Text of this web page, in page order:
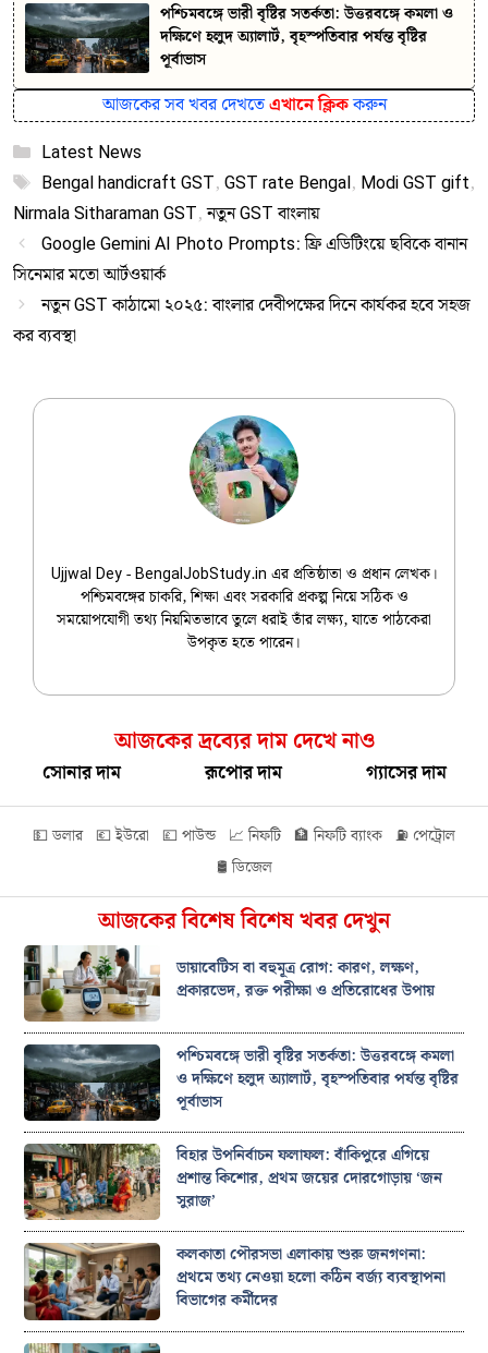
পশ্চিমবঙ্গে ভারী বৃষ্টির সতর্কতা: উত্তরবঙ্গে কমলা ও
দক্ষিণে হলুদ অ্যালার্ট, বৃহস্পতিবার পর্যন্ত বৃষ্টির
পূর্বাভাস
আজকের সব খবর দেখতেএখানে ক্লিককরুন
Categories
Latest News
Tags
Bengal handicraft GST, GST rate Bengal, Modi GST gift,
Nirmala Sitharaman GST,নতুন GST বাংলায়
Google Gemini AI Photo Prompts: ফ্রি এডিটিংয়ে ছবিকে বানান
সিনেমার মতো আর্টওয়ার্ক
নতুন GST কাঠামো ২০২৫: বাংলার দেবীপক্ষের দিনে কার্যকর হবে সহজ
কর ব্যবস্থা
Ujjwal Dey - BengalJobStudy.in এর প্রতিষ্ঠাতা ও প্রধান লেখক।
পশ্চিমবঙ্গের চাকরি, শিক্ষা এবং সরকারি প্রকল্প নিয়ে সঠিক ও
সময়োপযোগী তথ্য নিয়মিতভাবে তুলে ধরাই তাঁর লক্ষ্য, যাতে পাঠকেরা
উপকৃত হতে পারেন।
আজকের দ্রব্যের দাম দেখে নাও
সোনার দাম রূপোর দাম গ্যাসের দাম
💵 ডলার 💶 ইউরো 💷 পাউন্ড 📈 নিফটি 🏦 নিফটি ব্যাংক ⛽ পেট্রোল
🛢️ ডিজেল
আজকের বিশেষ বিশেষ খবর দেখুন
ডায়াবেটিস বা বহুমূত্র রোগ: কারণ, লক্ষণ,
প্রকারভেদ, রক্ত পরীক্ষা ও প্রতিরোধের উপায়
পশ্চিমবঙ্গে ভারী বৃষ্টির সতর্কতা: উত্তরবঙ্গে কমলা
ও দক্ষিণে হলুদ অ্যালার্ট, বৃহস্পতিবার পর্যন্ত বৃষ্টির
পূর্বাভাস
বিহার উপনির্বাচন ফলাফল: বাঁকিপুরে এগিয়ে
প্রশান্ত কিশোর, প্রথম জয়ের দোরগোড়ায় ‘জন
সুরাজ’
কলকাতা পৌরসভা এলাকায় শুরু জনগণনা:
প্রথমে তথ্য নেওয়া হলো কঠিন বর্জ্য ব্যবস্থাপনা
বিভাগের কর্মীদের